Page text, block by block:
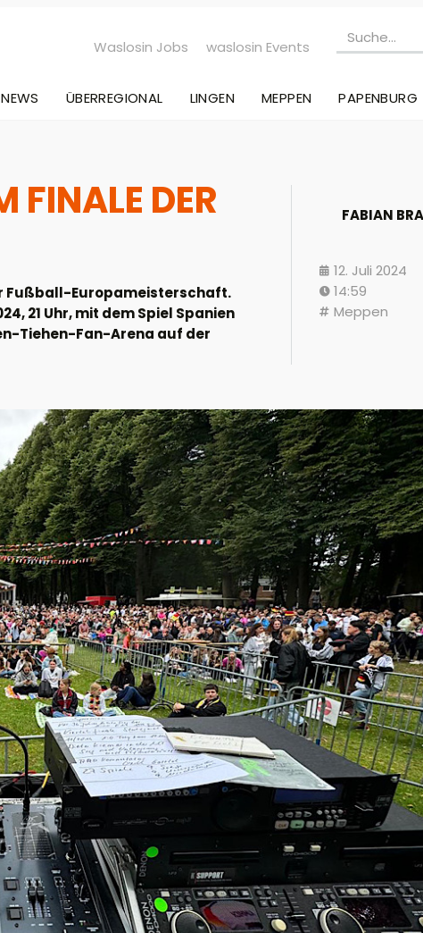
Waslosin Jobs waslosin Events
NEWS ÜBERREGIONAL LINGEN MEPPEN PAPENBURG
FINALE DER
Fußball-Europameisterschaft.
21 Uhr, mit dem Spiel Spanien
Tiehen-Fan-Arena auf der
FABIAN
12. Juli 2024
14:59
Meppen